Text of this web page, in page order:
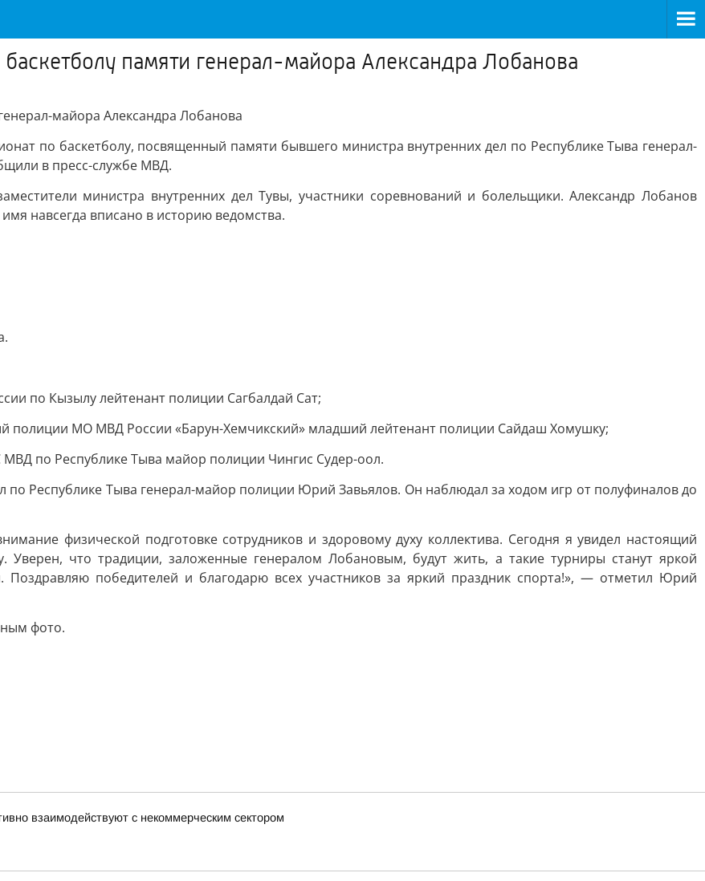
памяти генерал-майора Александра Лобанова
майора Александра Лобанова
по баскетболу, посвященный памяти бывшего министра внутренних дел по Республике Тыва генерал-
в пресс-службе МВД.
министра внутренних дел Тувы, участники соревнований и болельщики. Александр Лобанов
навсегда вписано в историю ведомства.
по Кызылу лейтенант полиции Сагбалдай Сат;
МО МВД России «Барун-Хемчикский» младший лейтенант полиции Сайдаш Хомушку;
по Республике Тыва майор полиции Чингис Судер-оол.
Республике Тыва генерал-майор полиции Юрий Завьялов. Он наблюдал за ходом игр от полуфиналов до
физической подготовке сотрудников и здоровому духу коллектива. Сегодня я увидел настоящий
что традиции, заложенные генералом Лобановым, будут жить, а такие турниры станут яркой
Поздравляю победителей и благодарю всех участников за яркий праздник спорта!», — отметил Юрий
фото.
взаимодействуют с некоммерческим сектором